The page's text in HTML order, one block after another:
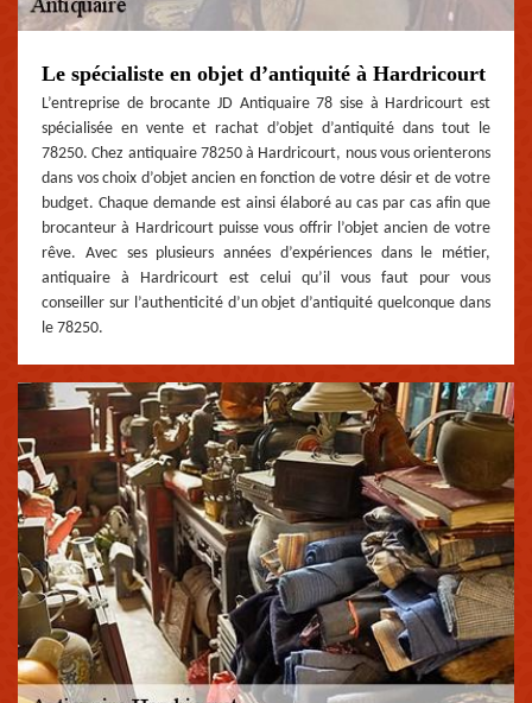
Le spécialiste en objet d’antiquité à Hardricourt
L’entreprise de brocante JD Antiquaire 78 sise à Hardricourt est
spécialisée en vente et rachat d’objet d’antiquité dans tout le
78250. Chez antiquaire 78250 à Hardricourt, nous vous orienterons
dans vos choix d’objet ancien en fonction de votre désir et de votre
budget. Chaque demande est ainsi élaboré au cas par cas afin que
brocanteur à Hardricourt puisse vous offrir l’objet ancien de votre
rêve. Avec ses plusieurs années d’expériences dans le métier,
antiquaire à Hardricourt est celui qu’il vous faut pour vous
conseiller sur l’authenticité d’un objet d’antiquité quelconque dans
le 78250.